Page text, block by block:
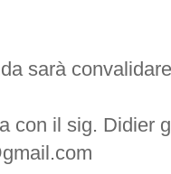
sarà
con il sig. Didier